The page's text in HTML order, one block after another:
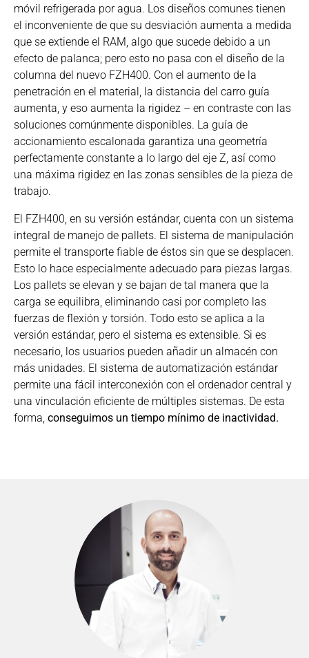
móvil refrigerada por agua. Los diseños comunes tienen
el inconveniente de que su desviación aumenta a medida
que se extiende el RAM, algo que sucede debido a un
efecto de palanca; pero esto no pasa con el diseño de la
columna del nuevo FZH400. Con el aumento de la
penetración en el material, la distancia del carro guía
aumenta, y eso aumenta la rigidez – en contraste con las
soluciones comúnmente disponibles. La guía de
accionamiento escalonada garantiza una geometría
perfectamente constante a lo largo del eje Z, así como
una máxima rigidez en las zonas sensibles de la pieza de
trabajo.
El FZH400, en su versión estándar, cuenta con un sistema
integral de manejo de pallets. El sistema de manipulación
permite el transporte fiable de éstos sin que se desplacen.
Esto lo hace especialmente adecuado para piezas largas.
Los pallets se elevan y se bajan de tal manera que la
carga se equilibra, eliminando casi por completo las
fuerzas de flexión y torsión. Todo esto se aplica a la
versión estándar, pero el sistema es extensible. Si es
necesario, los usuarios pueden añadir un almacén con
más unidades. El sistema de automatización estándar
permite una fácil interconexión con el ordenador central y
una vinculación eficiente de múltiples sistemas. De esta
forma, conseguimos un tiempo mínimo de inactividad.